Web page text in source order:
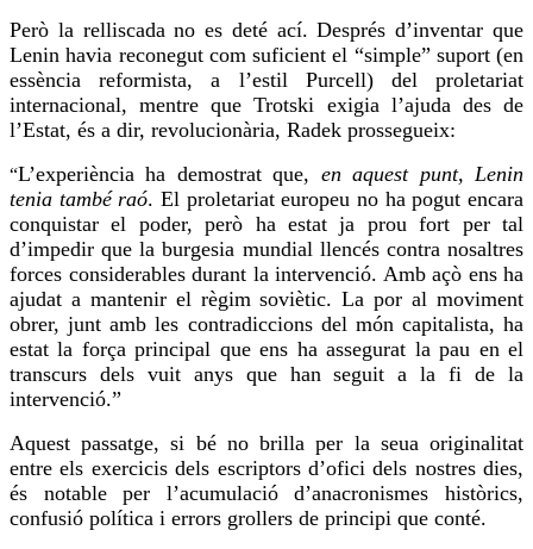
Però la relliscada no es deté ací. Després d’inventar que
Lenin havia reconegut com suficient el “simple” suport(en
essència reformista, a l’estil Purcell) del proletariat
internacional, mentre que Trotski exigia l’ajuda des de
l’Estat, és a dir, revolucionària, Radek prossegueix:
“L’experiència ha demostrat que, en aquest punt, Lenin
tenia també raó. El proletariat europeu no ha pogut encara
conquistar el poder, però ha estat ja prou fort per tal
d’impedir que la burgesia mundial llencés contra nosaltres
forces considerables durant la intervenció. Amb açò ens ha
ajudat a mantenir el règim soviètic. La por al moviment
obrer, junt amb les contradiccions del món capitalista, ha
estat la força principal que ens ha assegurat la pau en el
transcurs dels vuit anys que han seguita la fi de la
intervenció.”
Aquest passatge, si bé no brilla per la seua originalitat
entre els exercicis dels escriptors d’ofici dels nostres dies,
és notable per l’acumulació d’anacronismes històrics,
confusió política i errors grollers de principi que conté.